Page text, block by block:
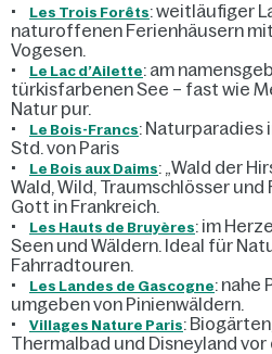
•
Les Trois Forêts: weitläufiger
naturoffenen Ferienhäusern
Vogesen.
•
Le Lac d’Ailette: am
türkisfarbenen See – fast wie
Natur pur.
•
Le Bois-Francs: Naturparadies
Std. von Paris
•
Le Bois aux Daims: „Wald der
Wald, Wild, Traumschlösser und
Gott in Frankreich.
•
Les Hauts de Bruyères: im
Seen und Wäldern. Ideal für
Fahrradtouren.
•
Les Landes de Gascogne: nahe
umgeben von Pinienwäldern.
• Villages Nature Paris:
Thermalbad und Disneyland vor